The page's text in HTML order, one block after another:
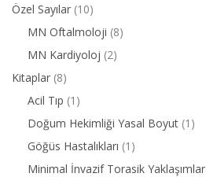
Özel Sayılar (10)
MN Oftalmoloji (8)
MN Kardiyoloj (2)
Kitaplar (8)
Acil Tıp (1)
Doğum Hekimliği Yasal Boyut (1)
Göğüs Hastalıkları (1)
Minimal İnvazif Torasik Yaklaşımlar